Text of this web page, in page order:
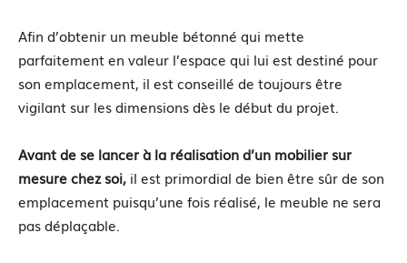
Afin d’obtenir un meuble bétonné qui mette
parfaitement en valeur l’espace qui lui est destiné pour
son emplacement, il est conseillé de toujours être
vigilant sur les dimensions dès le début du projet.
Avant de se lancer à la réalisation d’un mobilier sur
mesure chez soi, il est primordial de bien être sûr de son
emplacement puisqu’une fois réalisé, le meuble ne sera
pas déplaçable.